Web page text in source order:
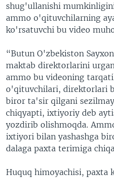
shug'ullanishi
ammo o'qituvchilarning
ko'rsatuvchi bu video
“Butun O'zbekiston
maktab direktorlarini
ammo bu videoning
o'qituvchilari, direktorlari
biror ta'sir qilgani
chiqyapti, ixtiyoriy deb
yozdirib olishmoqda.
ixtiyori bilan yashashga
dalaga paxta terimiga
Huquq himoyachisi, paxta